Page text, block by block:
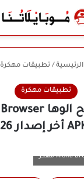
الرئيسية / تطبيقات مهكرة
تطبيقات مهكرة